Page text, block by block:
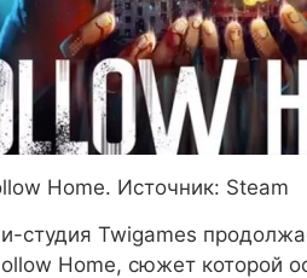
Home. Источник: Steam
студия Twigames
Home, сюжет которой